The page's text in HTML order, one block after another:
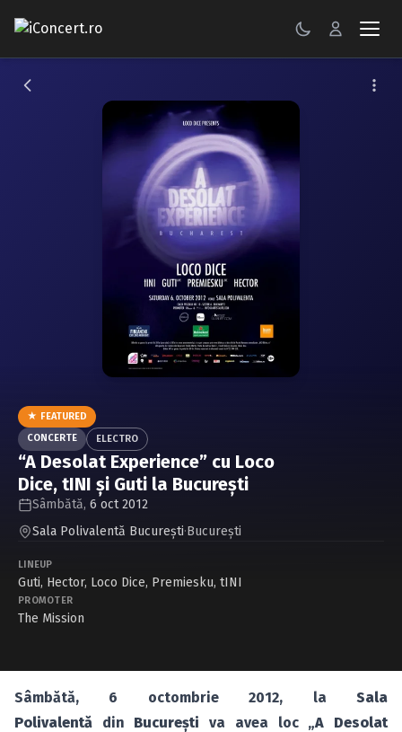
CONCERTE
Caută în site...
★ FEATURED
CONCERTE
ELECTRO
“A Desolat Experience” cu Loco
Dice, tINI şi Guti la Bucureşti
Sâmbătă, 6 oct 2012
Sala Polivalentă Bucureşti·Bucureşti
LINEUP
Guti, Hector, Loco Dice, Premiesku, tINI
PROMOTER
The Mission
Sâmbătă, 6 octombrie 2012, la Sala
Polivalentă din Bucureşti va avea loc „A Desolat